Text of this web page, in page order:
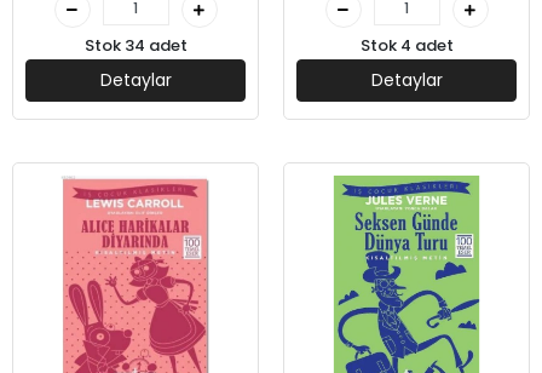
Stok 34 adet
Detaylar
Stok 4 adet
Detaylar